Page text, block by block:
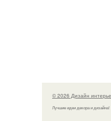
© 2026 Дизайн
Лучшие идеи декора и дизайна!